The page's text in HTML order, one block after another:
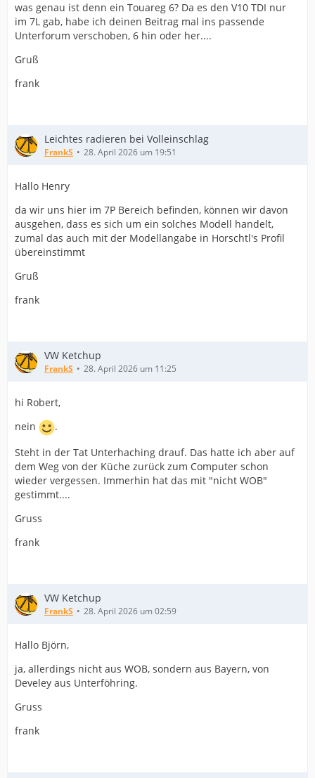
was genau ist denn ein Touareg 6? Da es den V10 TDI nur
im 7L gab, habe ich deinen Beitrag mal ins passende
Unterforum verschoben, 6 hin oder her....
Gruß
frank
Leichtes radieren bei Volleinschlag
FrankS 28. April 2026 um 19:51
Hallo Henry
da wir uns hier im 7P Bereich befinden, können wir davon
ausgehen, dass es sich um ein solches Modell handelt,
zumal das auch mit der Modellangabe in Horschtl's Profil
übereinstimmt
Gruß
frank
VW Ketchup
FrankS 28. April 2026 um 11:25
hi Robert,
nein
.
Steht in der Tat Unterhaching drauf. Das hatte ich aber auf
dem Weg von der Küche zurück zum Computer schon
wieder vergessen. Immerhin hat das mit "nicht WOB"
gestimmt....
Gruss
frank
VW Ketchup
FrankS 28. April 2026 um 02:59
Hallo Björn,
ja, allerdings nicht aus WOB, sondern aus Bayern, von
Develey aus Unterföhring.
Gruss
frank